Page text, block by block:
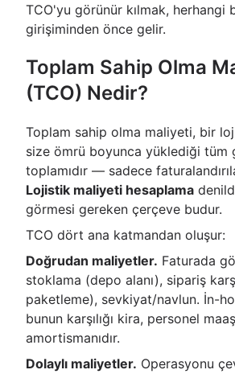
TCO'yu görünür kılmak, herhangi
girişiminden önce gelir.
Toplam Sahip Olma
(TCO) Nedir?
Toplam sahip olma maliyeti, bir
size ömrü boyunca yüklediği tüm
toplamıdır — sadece
Lojistik maliyeti hesaplama
görmesi gereken çerçeve budur.
TCO dört ana katmandan oluşur:
Doğrudan maliyetler. Faturada
stoklama (depo alanı), sipariş
paketleme), sevkiyat/navlun. İn-
bunun karşılığı kira, personel
amortismanıdır.
Dolaylı maliyetler. Operasyonu